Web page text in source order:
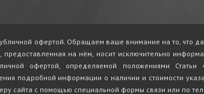
офертой. Обращаем ваше внимание на то, что
на нём, носит исключительно
офертой, определяемой положениями Статьи
подробной информации о наличии и стоимости
сайта с помощью специальной формы связи или по